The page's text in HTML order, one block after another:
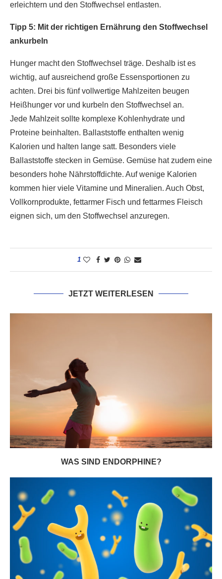
erleichtern und den Stoffwechsel entlasten.
Tipp 5: Mit der richtigen Ernährung den Stoffwechsel
ankurbeln
Hunger macht den Stoffwechsel träge. Deshalb ist es
wichtig, auf ausreichend große Essensportionen zu
achten. Drei bis fünf vollwertige Mahlzeiten beugen
Heißhunger vor und kurbeln den Stoffwechsel an.
Jede Mahlzeit sollte komplexe Kohlenhydrate und
Proteine beinhalten. Ballaststoffe enthalten wenig
Kalorien und halten lange satt. Besonders viele
Ballaststoffe stecken in Gemüse. Gemüse hat zudem eine
besonders hohe Nährstoffdichte. Auf wenige Kalorien
kommen hier viele Vitamine und Mineralien. Auch Obst,
Vollkornprodukte, fettarmer Fisch und fettarmes Fleisch
eignen sich, um den Stoffwechsel anzuregen.
1
JETZT WEITERLESEN
WAS SIND ENDORPHINE?